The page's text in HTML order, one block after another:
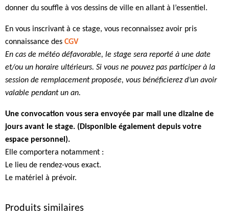
donner du souffle à vos dessins de ville en allant à l’essentiel.
En vous inscrivant à ce stage, vous reconnaissez avoir pris
connaissance des CGV
En cas de météo défavorable, le stage sera reporté à une date
et/ou un horaire ultérieurs. Si vous ne pouvez pas participer à la
session de remplacement proposée, vous bénéficierez d’un avoir
valable pendant un an.
Une convocation vous sera envoyée par mail une dizaine de
jours avant le stage. (Disponible également depuis votre
espace personnel).
Elle comportera notamment :
Le lieu de rendez-vous exact.
Le matériel à prévoir.
Produits similaires